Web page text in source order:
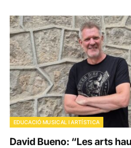
EDUCACIÓ MUSICAL I ARTÍSTICA
David Bueno: “Les arts